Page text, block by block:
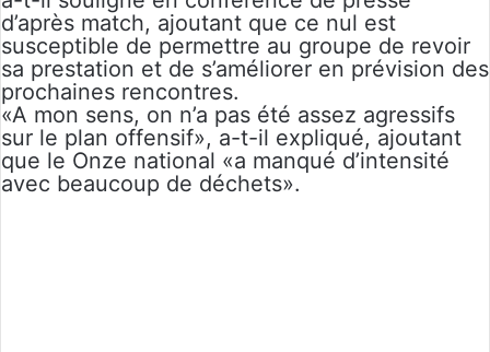
d’après match, ajoutant que ce nul est
susceptible de permettre au groupe de revoir
sa prestation et de s’améliorer en prévision des
prochaines rencontres.
«A mon sens, on n’a pas été assez agressifs
sur le plan offensif», a-t-il expliqué, ajoutant
que le Onze national «a manqué d’intensité
avec beaucoup de déchets».